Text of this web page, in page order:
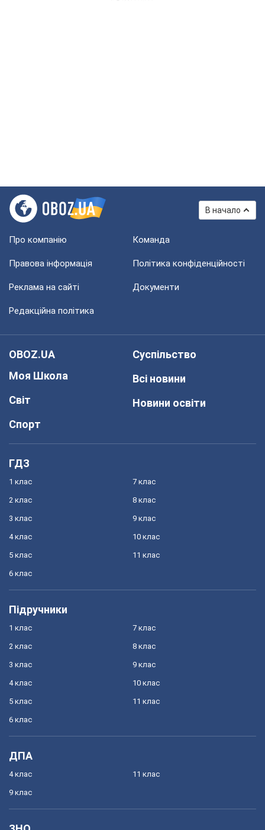
В начало
Про компанію Команда
Правова інформація Політика конфіденційності
Реклама на сайті Документи
Редакційна політика
OBOZ.UA
Моя Школа
Світ
Спорт
Суспільство
Всі новини
Новини освіти
ГДЗ
1 клас
2 клас
3 клас
4 клас
5 клас
6 клас
7 клас
8 клас
9 клас
10 клас
11 клас
Підручники
1 клас
2 клас
3 клас
4 клас
5 клас
6 клас
7 клас
8 клас
9 клас
10 клас
11 клас
ДПА
4 клас
9 клас
11 клас